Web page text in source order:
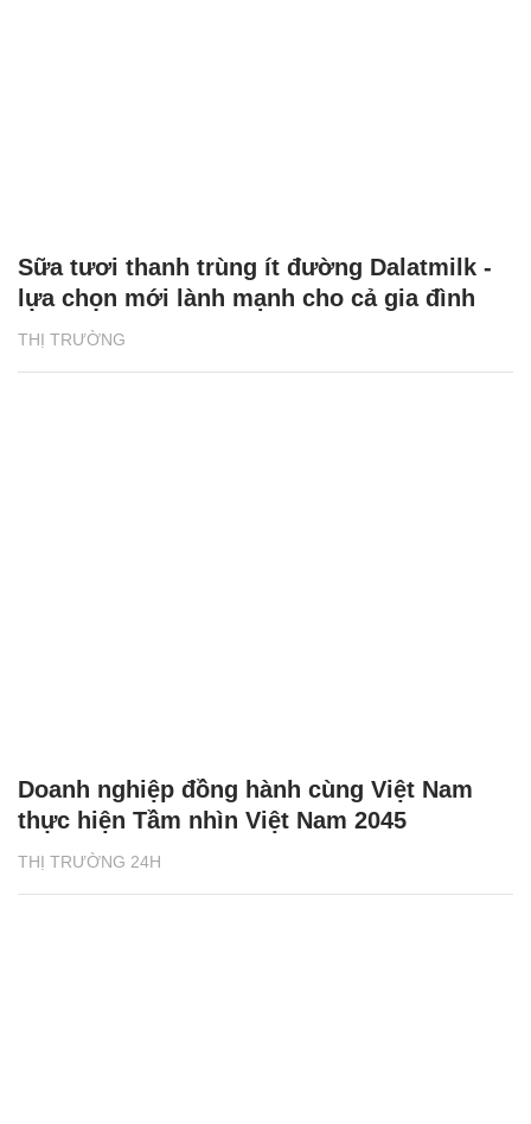
THỊ TRƯỜNG
Sữa tươi thanh trùng ít đường Dalatmilk -
lựa chọn mới lành mạnh cho cả gia đình
THỊ TRƯỜNG 24H
Doanh nghiệp đồng hành cùng Việt Nam
thực hiện Tầm nhìn Việt Nam 2045